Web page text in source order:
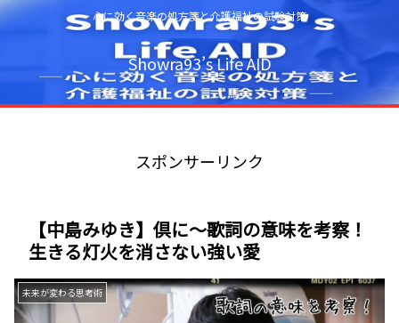
心に効く音楽の処方箋と介護福祉の試験対策
Showra93’s Life AID
スポンサーリンク
【中島みゆき】倶に～歌詞の意味を考察！
生きる灯火を消さない強い愛
未来が変わる思考術